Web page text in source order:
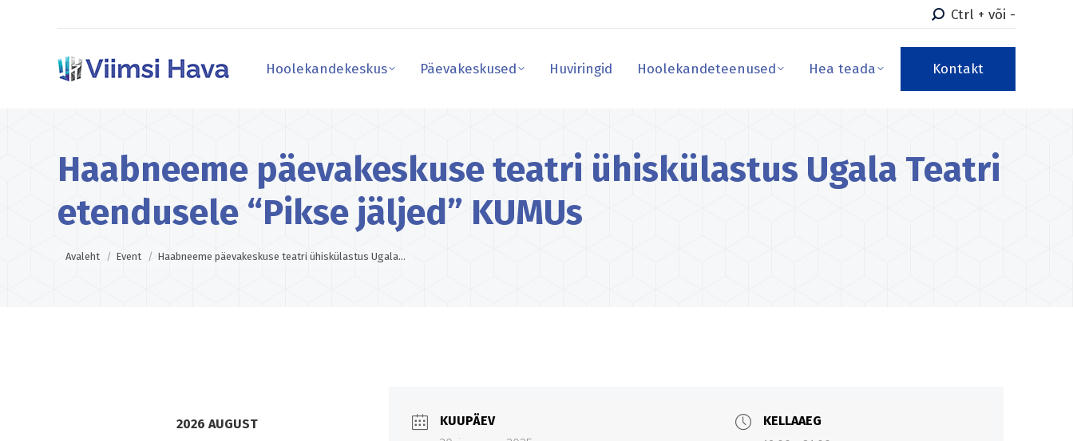
Ctrl + või -
Hoolekandekeskus Päevakeskused Huviringid Hoolekandeteenused Hea teada Kontakt
Haabneeme päevakeskuse teatri ühiskülastus Ugala Teatri
etendusele “Pikse jäljed” KUMUs
Avaleht Event Haabneeme päevakeskuse teatri ühiskülastus Ugala…
2026 AUGUST
KUUPÄEV
KELLAAEG
Hoolekandekeskus Päevakeskused Huviringid Hoolekandeteenused Hea teada Kontakt